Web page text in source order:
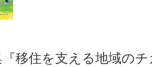
『移住を支える地域の